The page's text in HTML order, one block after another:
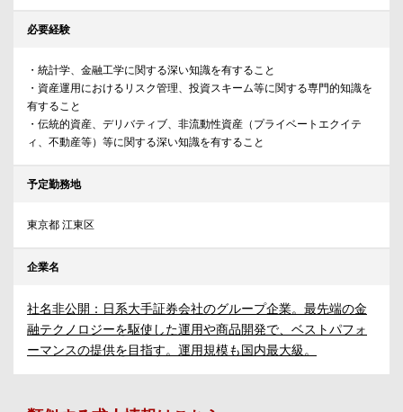
必要経験
・統計学、金融工学に関する深い知識を有すること
・資産運用におけるリスク管理、投資スキーム等に関する専門的知識を
有すること
・伝統的資産、デリバティブ、非流動性資産（プライベートエクイテ
ィ、不動産等）等に関する深い知識を有すること
予定勤務地
東京都 江東区
企業名
社名非公開：日系大手証券会社のグループ企業。最先端の金
融テクノロジーを駆使した運用や商品開発で、ベストパフォ
ーマンスの提供を目指す。運用規模も国内最大級。